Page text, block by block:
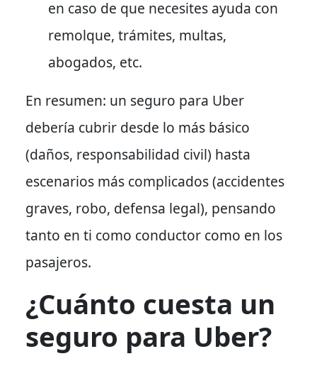
en caso de que necesites ayuda con
remolque, trámites, multas,
abogados, etc.
En resumen: un seguro para Uber
debería cubrir desde lo más básico
(daños, responsabilidad civil) hasta
escenarios más complicados (accidentes
graves, robo, defensa legal), pensando
tanto en ti como conductor como en los
pasajeros.
¿Cuánto cuesta un
seguro para Uber?